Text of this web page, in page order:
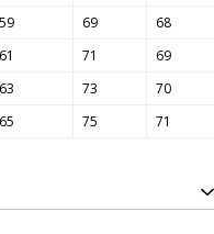
59 69
68
61 71
69
63 73
70
65 75 71